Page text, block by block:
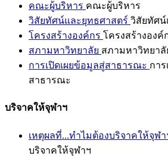
คณะผู้บริหาร คณะผู้บริหาร
วิสัยทัศน์และยุทธศาสตร์ วิสัยทัศน์
โครงสร้างองค์กร โครงสร้างองค์
สภามหาวิทยาลัย สภามหาวิทยาลั
การเปิดเผยข้อมูลสู่สาธารณะ กา
สาธารณะ
บริจาคให้จุฬาฯ
เหตุผลที่...ทำไมต้องบริจาคให้จุฬา
บริจาคให้จุฬาฯ